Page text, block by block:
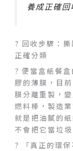
養成正確回
? 回收步驟：
正確分類
? 便當盒紙餐
膠的薄膜，目
膜分離重製，
燃料棒，製造
就是把油膩的
不會把它當垃圾
? 「真正的環